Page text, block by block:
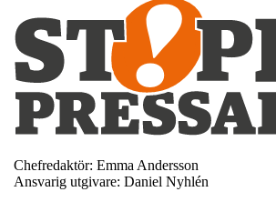
Chefredaktör: Emma Andersson
Ansvarig utgivare: Daniel Nyhlén